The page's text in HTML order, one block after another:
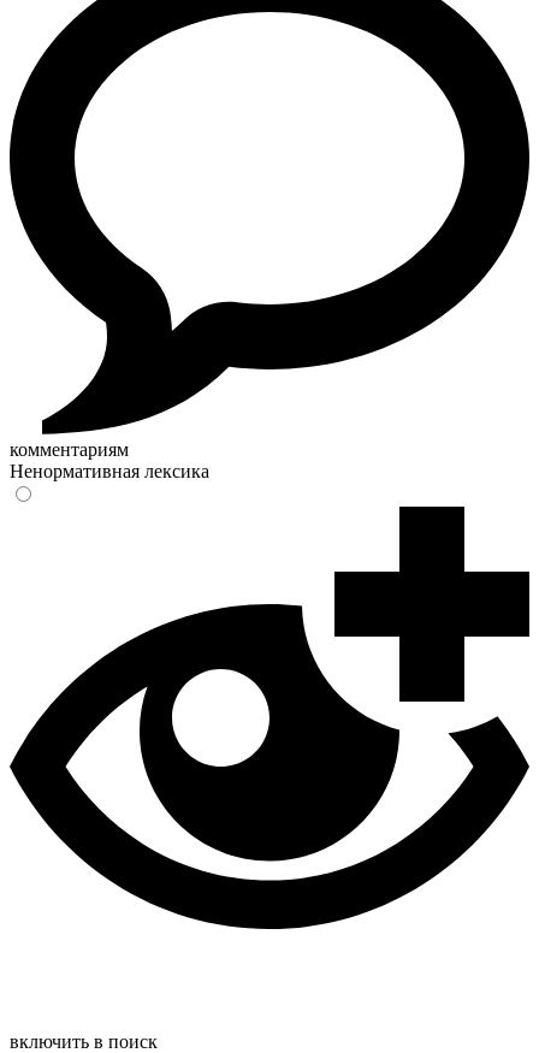
комментариям
Ненормативная лексика
включить в поиск